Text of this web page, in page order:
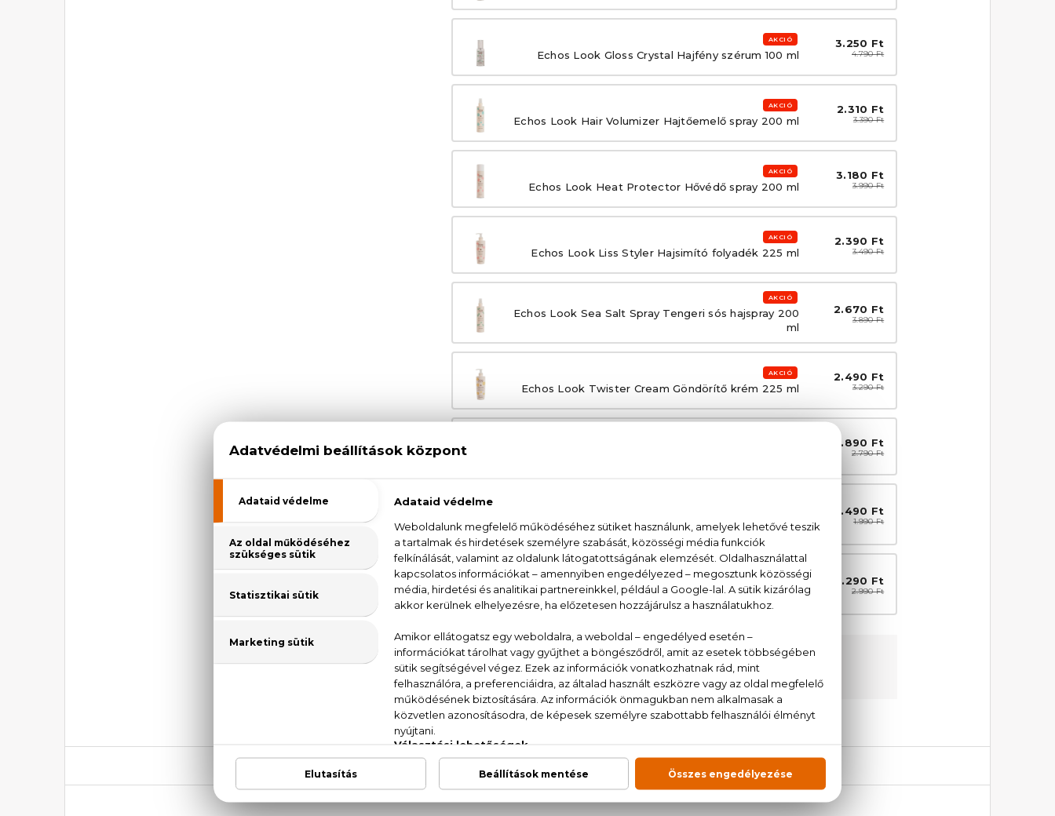
AKCIÓ
Echos Look Gloss Crystal Hajfény szérum 100 ml
3.250 Ft
4.790 Ft
AKCIÓ
Echos Look Hair Volumizer Hajtőemelő spray 200 ml
2.310 Ft
3.390 Ft
AKCIÓ
Echos Look Heat Protector Hővédő spray 200 ml
3.180 Ft
3.990 Ft
AKCIÓ
Echos Look Liss Styler Hajsimító folyadék 225 ml
2.390 Ft
3.490 Ft
AKCIÓ
Echos Look Sea Salt Spray Tengeri sós hajspray 200
ml
2.670 Ft
3.890 Ft
AKCIÓ
Echos Look Twister Cream Göndörítő krém 225 ml
2.490 Ft
3.290 Ft
1.890 Ft
2.790 Ft
ml
1.490 Ft
1.990 Ft
AKCIÓ
Echos Look Volumaster Volumennövelő hajlakk 500
2.290 Ft
2.990 Ft
100% eredeti termékek,14 napos visszaküldési garanciával
Kérdésed van, elakadtál? Hívd ügyfélszolgálatunkat:
+36 20 779 1924
SZÁLLÍTÁS